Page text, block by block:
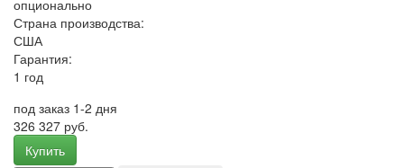
опционально
Страна производства:
США
Гарантия:
1 год
под заказ 1-2 дня
326 327 руб.
Купить